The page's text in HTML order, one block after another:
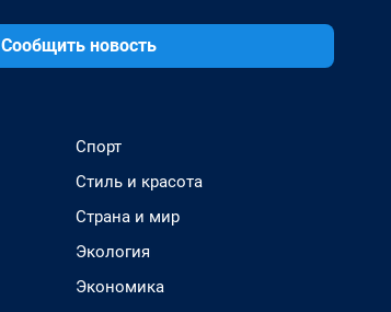
Сообщить новость
Спорт
Стиль и красота
Страна и мир
Экология
Экономика